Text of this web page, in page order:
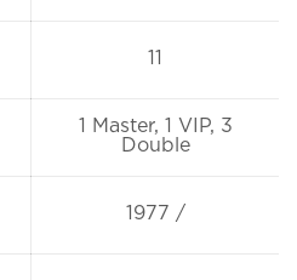
11
1 Master, 1 VIP, 3
Double
1977 /